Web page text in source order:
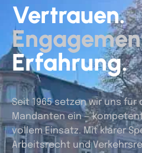
Vertrauen.
Erfahrung.
Seit 1965 setzen wir uns für
Mandanten ein —
vollem Einsatz. Mit klarer
Arbeitsrecht und